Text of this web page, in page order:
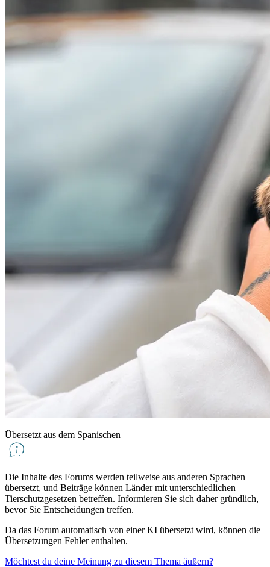
Übersetzt aus dem Spanischen
Die Inhalte des Forums werden teilweise aus anderen Sprachen
übersetzt, und Beiträge können Länder mit unterschiedlichen
Tierschutzgesetzen betreffen. Informieren Sie sich daher gründlich,
bevor Sie Entscheidungen treffen.
Da das Forum automatisch von einer KI übersetzt wird, können die
Übersetzungen Fehler enthalten.
Möchtest du deine Meinung zu diesem Thema äußern?